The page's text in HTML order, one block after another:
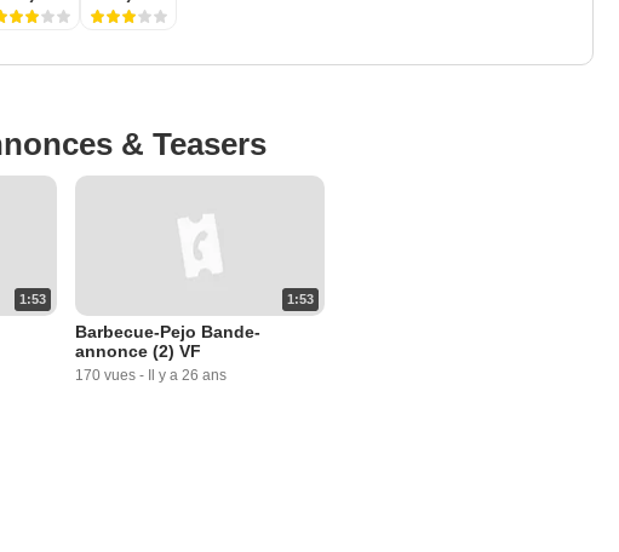
& Teasers
1:53 1:53
Barbecue-Pejo Bande-
annonce (2) VF
170 vues - Il y a 26 ans